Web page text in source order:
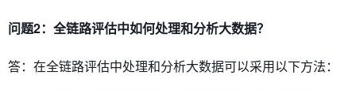
问题2：全链路评估中如何处理和分析大数据？
答：在全链路评估中处理和分析大数据可以采用以下方法：